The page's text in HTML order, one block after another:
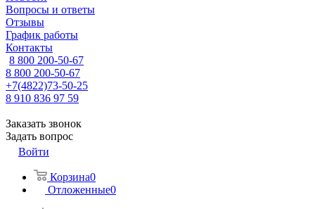
Вопросы и ответы
Отзывы
График работы
Контакты
8 800 200-50-67
8 800 200-50-67
+7(4822)73-50-25
8 910 836 97 59
Заказать звонок
Задать вопрос
Войти
Корзина0
Отложенные0